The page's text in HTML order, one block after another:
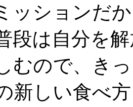
ッションだ
段は自分を
むので、き
新しい食べ